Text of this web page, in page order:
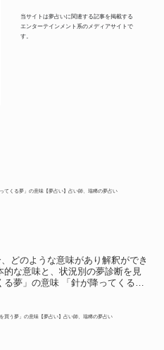
当サイトは夢占いに関連する記事を掲載する
エンターテインメント系のメディアサイトで
す。
ってくる夢」の意味【夢占い】占い師、瑞稀の夢占い
どのような意味があり解釈ができ
な意味と、状況別の夢診断を見
夢」の意味 「針が降ってくる
を買う夢」の意味【夢占い】占い師、瑞稀の夢占い